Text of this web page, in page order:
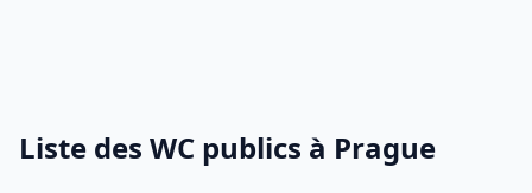
Liste des WC publics à Prague